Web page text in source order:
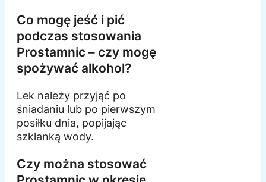
Co mogę jeść i pić
podczas stosowania
Prostamnic – czy mogę
spożywać alkohol?
Lek należy przyjąć po
śniadaniu lub po pierwszym
posiłku dnia, popijając
szklanką wody.
Czy można stosować